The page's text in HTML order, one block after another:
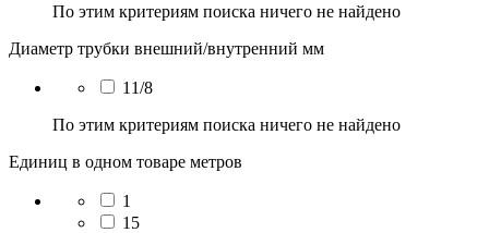
По этим критериям поиска ничего не найдено
Диаметр трубки внешний/внутренний мм
11/8
По этим критериям поиска ничего не найдено
Единиц в одном товаре метров
1
15